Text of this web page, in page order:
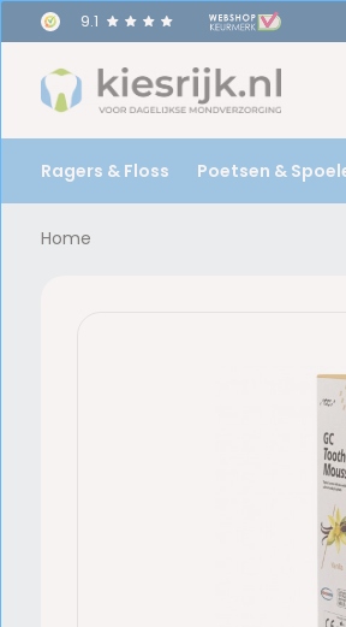
9.1
17ubesteld, morgen in huis!
Ragers & Floss Poetsen &
Home